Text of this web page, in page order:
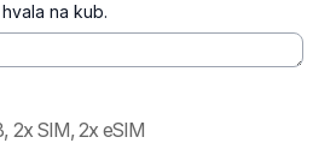
na kub.
2x SIM, 2x eSIM